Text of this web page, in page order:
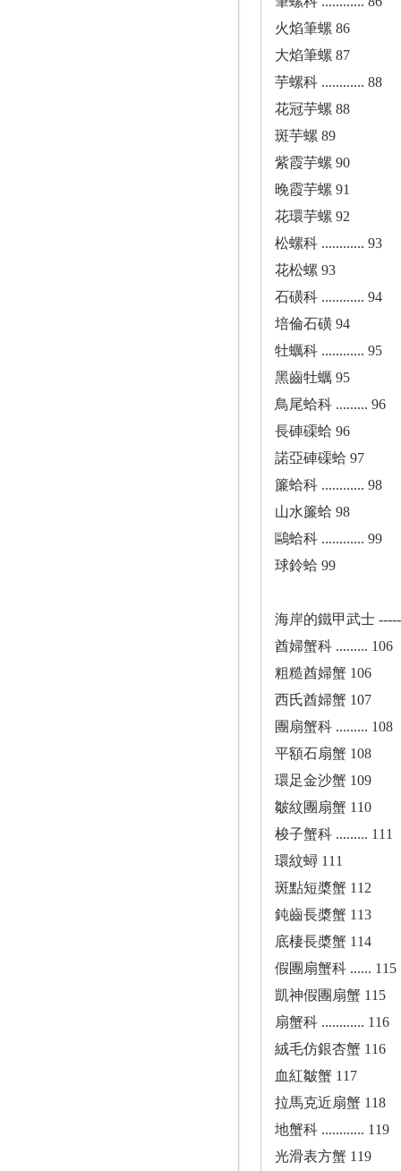
火焰筆螺 86
大焰筆螺 87
芋螺科 ............ 88
花冠芋螺 88
斑芋螺 89
紫霞芋螺 90
晚霞芋螺 91
花環芋螺 92
松螺科 ............ 93
花松螺 93
石磺科 ............ 94
培倫石磺 94
牡蠣科 ............ 95
黑齒牡蠣 95
鳥尾蛤科 ......... 96
長硨磲蛤 96
諾亞硨磲蛤 97
簾蛤科 ............ 98
山水簾蛤 98
鷗蛤科 ............ 99
球鈴蛤 99
海岸的鐵甲武士
酋婦蟹科 ......... 106
粗糙酋婦蟹 106
西氏酋婦蟹 107
團扇蟹科 ......... 108
平額石扇蟹 108
環足金沙蟹 109
皺紋團扇蟹 110
梭子蟹科 ......... 111
環紋蟳 111
斑點短槳蟹 112
鈍齒長槳蟹 113
底棲長槳蟹 114
假團扇蟹科 ...... 115
凱神假團扇蟹 115
扇蟹科 ............ 116
絨毛仿銀杏蟹 116
血紅皺蟹 117
拉馬克近扇蟹 118
地蟹科 ............ 119
光滑表方蟹 119